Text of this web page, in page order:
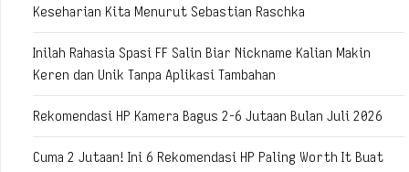
Keseharian Kita Menurut Sebastian Raschka
Inilah Rahasia Spasi FF Salin Biar Nickname Kalian Makin
Keren dan Unik Tanpa Aplikasi Tambahan
Rekomendasi HP Kamera Bagus 2-6 Jutaan Bulan Juli 2026
Cuma 2 Jutaan! Ini 6 Rekomendasi HP Paling Worth It Buat